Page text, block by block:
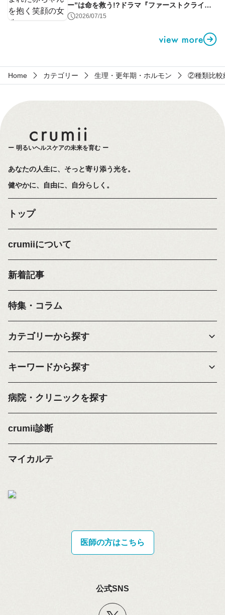
ー”は命を救う!?ドラマ『ファーストクライ』
第1話2026/07/15
Home カテゴリー 生理・更年期・ホルモン ②種類比較
明るいヘルスケアの未来を育む
あなたの人生に、そっと寄り添う光を。
健やかに、自由に、自分らしく。
トップ
crumiiについて
新着記事
特集・コラム
カテゴリーから探す
キーワードから探す
病院・クリニックを探す
crumii診断
マイカルテ
医師の方はこちら
公式SNS